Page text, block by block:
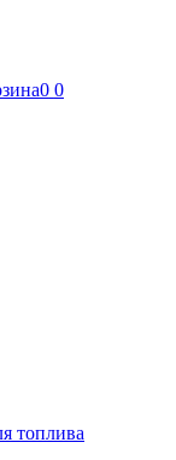
0 0
топлива